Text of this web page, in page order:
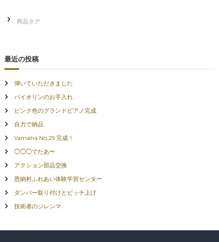
最近の投稿
弾いていただきました
バイオリンのお手入れ
ピンク色のグランドピアノ完成
自力で納品
Yamaha No.25 完成！
◯◯◯でたあ〜
アクション部品交換
恩納村ふれあい体験学習センター
ダンパー取り付けとピッチ上げ
技術者のジレンマ